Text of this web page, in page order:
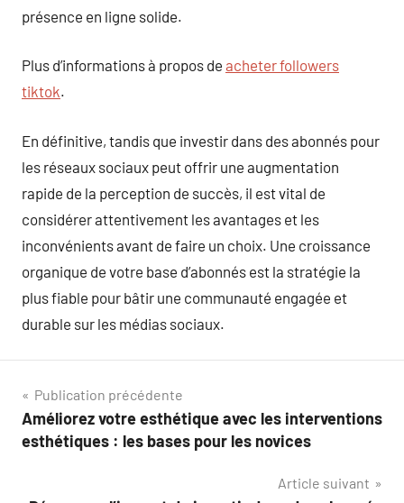
présence en ligne solide.
Plus d’informations à propos de acheter followers
tiktok.
En définitive, tandis que investir dans des abonnés pour
les réseaux sociaux peut offrir une augmentation
rapide de la perception de succès, il est vital de
considérer attentivement les avantages et les
inconvénients avant de faire un choix. Une croissance
organique de votre base d’abonnés est la stratégie la
plus fiable pour bâtir une communauté engagée et
durable sur les médias sociaux.
Navigation
de
Publication précédente
Améliorez votre esthétique avec les interventions
esthétiques : les bases pour les novices
Article suivant